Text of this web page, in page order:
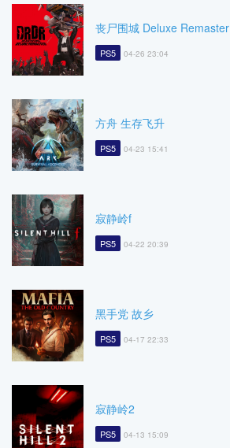
丧尸围城 Deluxe Remaster
PS5 04-26 23:04
方舟 生存飞升
PS5 04-23 15:41
寂静岭f
PS5 04-22 20:39
黑手党 故乡
PS5 04-17 22:33
寂静岭2
PS5 04-13 15:09